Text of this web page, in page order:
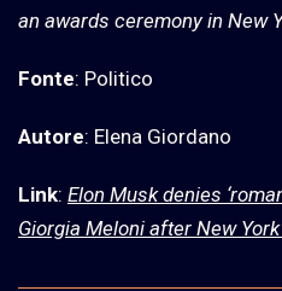
an awards ceremony in New
Fonte: Politico
Autore: Elena Giordano
Link: Elon Musk denies
Giorgia Meloni after New